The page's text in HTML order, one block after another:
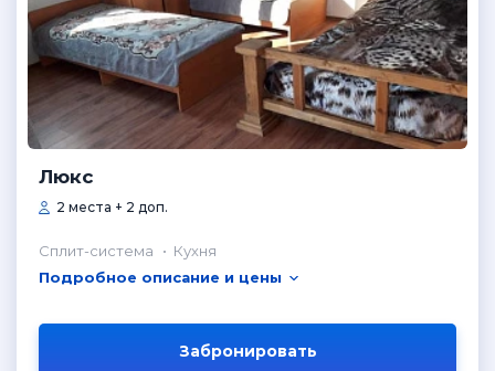
Люкс
2 места + 2 доп.
Сплит-система
Кухня
Подробное описание и цены
Забронировать